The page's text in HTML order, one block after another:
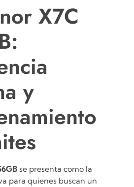
X7C
y
se presenta como la
para quienes buscan un